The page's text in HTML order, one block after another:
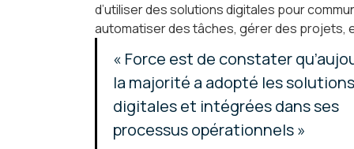
d’utiliser des solutions digitales pour
automatiser des tâches, gérer des projets,
« Force est de constater
la majorité a adopté les
digitales et intégrées dans ses
processus opérationnels »